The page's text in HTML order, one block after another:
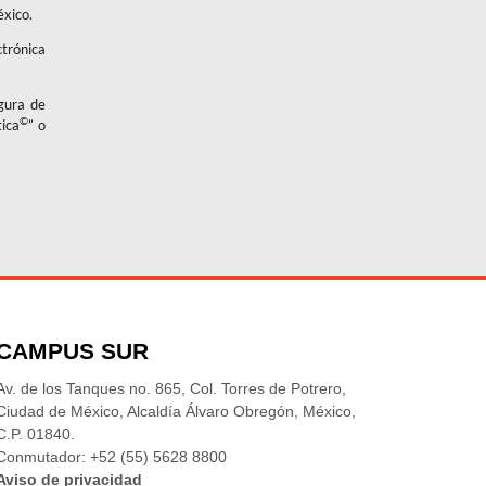
de
©” o
SUR
de los Tanques no. 865, Col. Torres de Potrero,
de México, Alcaldía Álvaro Obregón, México,
01840.
+52 (55) 5628 8800
de privacidad